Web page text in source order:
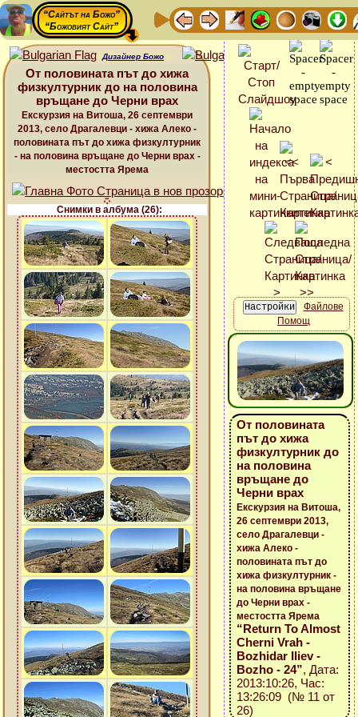
“Сайтът на Божо”
“Божовият Сайт”
Дизайнер Божо
От половината път до хижа
физкултурник до на половина
връщане до Черни врах
Екскурзия на Витоша, 26 септември
2013, село Драгалевци - хижа Алеко -
половината път до хижа физкултурник
- на половина връщане до Черни врах -
местостта Ярема
Снимки в албума (26):
Файлове
Помощ
От половината
път до хижа
физкултурник до
на половина
връщане до
Черни врах
Екскурзия на Витоша,
26 септември 2013,
село Драгалевци -
хижа Алеко -
половината път до
хижа физкултурник -
на половина връщане
до Черни врах -
местостта Ярема
“Return To Almost
Cherni Vrah -
Bozhidar Iliev -
Bozho - 24”, Дата:
2013:10:26, Час:
13:26:09 (№ 11 от
26)